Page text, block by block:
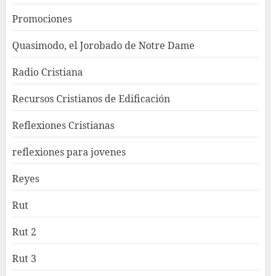
Promociones
Quasimodo, el Jorobado de Notre Dame
Radio Cristiana
Recursos Cristianos de Edificación
Reflexiones Cristianas
reflexiones para jovenes
Reyes
Rut
Rut 2
Rut 3